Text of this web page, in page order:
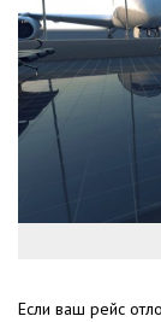
Если ваш рейс